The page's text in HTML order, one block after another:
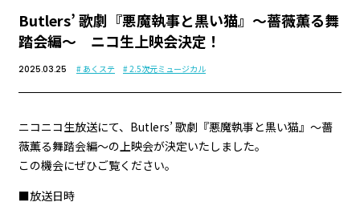
Butlers’ 歌劇『悪魔執事と黒い猫』～薔薇薫る舞
踏会編～ ニコ生上映会決定！
2025.03.25 # あくステ # 2.5次元ミュージカル
ニコニコ生放送にて、Butlers’ 歌劇『悪魔執事と黒い猫』～薔
薇薫る舞踏会編～の上映会が決定いたしました。
この機会にぜひご覧ください。
■放送日時